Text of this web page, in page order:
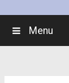
Menu